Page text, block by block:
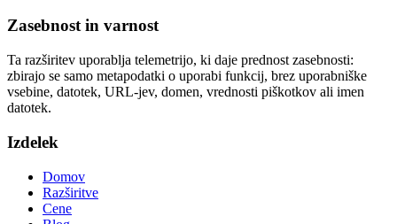
Zasebnost in varnost
Ta razširitev uporablja telemetrijo, ki daje prednost zasebnosti:
zbirajo se samo metapodatki o uporabi funkcij, brez uporabniške
vsebine, datotek, URL-jev, domen, vrednosti piškotkov ali imen
datotek.
Izdelek
Domov
Razširitve
Cene